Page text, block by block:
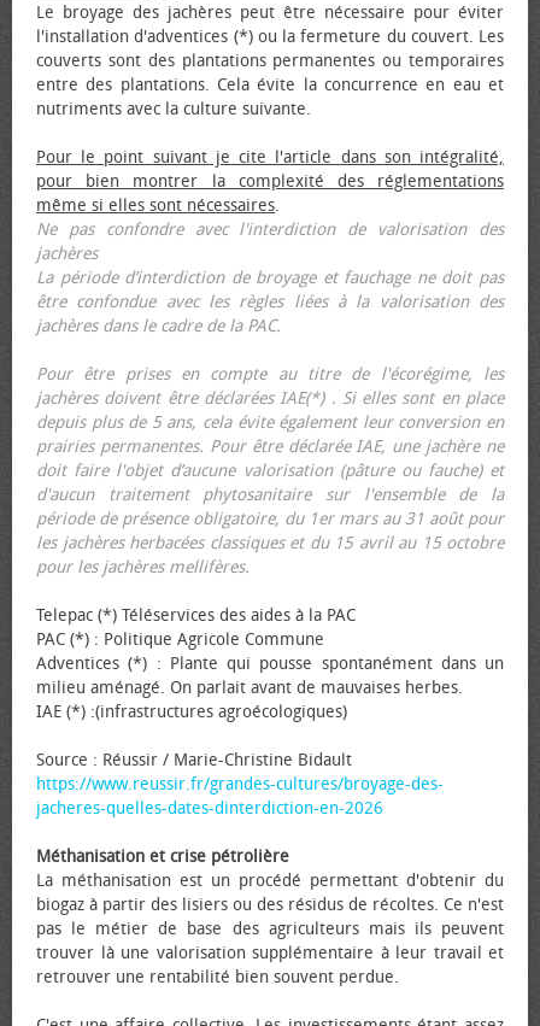
Le broyage des jachères peut être nécessaire pour éviter
l'installation d'adventices (*) ou la fermeture du couvert. Les
couverts sont des plantations permanentes ou temporaires
entre des plantations. Cela évite la concurrence en eau et
nutriments avec la culture suivante.
Pour le point suivant je cite l'article dans son intégralité,
pour bien montrer la complexité des réglementations
même si elles sont nécessaires.
Ne pas confondre avec l'interdiction de valorisation des
jachères
La période d’interdiction de broyage et fauchage ne doit pas
être confondue avec les règles liées à la valorisation des
jachères dans le cadre de la PAC.
Pour être prises en compte au titre de l'écorégime, les
jachères doivent être déclarées IAE(*) . Si elles sont en place
depuis plus de 5 ans, cela évite également leur conversion en
prairies permanentes. Pour être déclarée IAE, une jachère ne
doit faire l'objet d’aucune valorisation (pâture ou fauche) et
d'aucun traitement phytosanitaire sur l'ensemble de la
période de présence obligatoire, du 1er mars au 31 août pour
les jachères herbacées classiques et du 15 avril au 15 octobre
pour les jachères mellifères.
Telepac (*) Téléservices des aides à la PAC
PAC (*) : Politique Agricole Commune
Adventices (*) : Plante qui pousse spontanément dans un
milieu aménagé. On parlait avant de mauvaises herbes.
IAE (*) :(infrastructures agroécologiques)
Source : Réussir / Marie-Christine Bidault
https://www.reussir.fr/grandes-cultures/broyage-des-
jacheres-quelles-dates-dinterdiction-en-2026
Méthanisation et crise pétrolière
La méthanisation est un procédé permettant d'obtenir du
biogaz à partir des lisiers ou des résidus de récoltes. Ce n'est
pas le métier de base des agriculteurs mais ils peuvent
trouver là une valorisation supplémentaire à leur travail et
retrouver une rentabilité bien souvent perdue.